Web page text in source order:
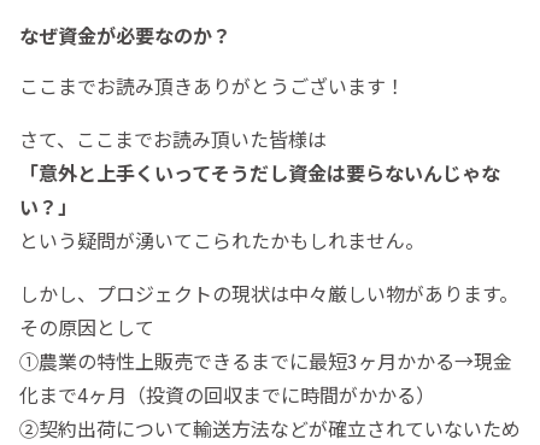
なぜ資金が必要なのか？
ここまでお読み頂きありがとうございます！
さて、ここまでお読み頂いた皆様は
「意外と上手くいってそうだし資金は要らないんじゃな
い？」
という疑問が湧いてこられたかもしれません。
しかし、プロジェクトの現状は中々厳しい物があります。
その原因として
①農業の特性上販売できるまでに最短3ヶ月かかる→現金
化まで4ヶ月（投資の回収までに時間がかかる）
②契約出荷について輸送方法などが確立されていないため